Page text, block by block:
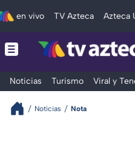
en vivo TV Azteca Azteca
Noticias Turismo Viral y
Noticias Nota